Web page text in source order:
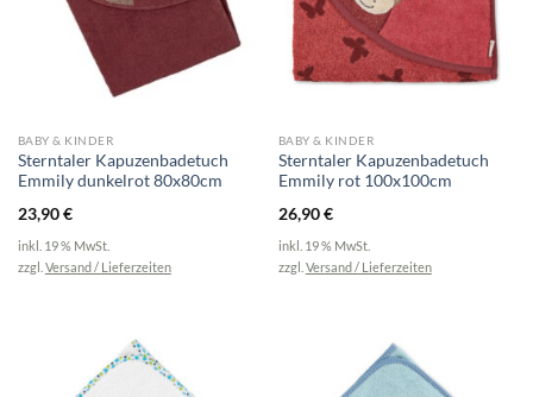
BABY & KINDER
Sterntaler Kapuzenbadetuch
Emmily dunkelrot 80x80cm
23,90€
inkl. 19 % MwSt.
zzgl. Versand / Lieferzeiten
BABY & KINDER
Sterntaler Kapuzenbadetuch
Emmily rot 100x100cm
26,90€
inkl. 19 % MwSt.
zzgl. Versand / Lieferzeiten